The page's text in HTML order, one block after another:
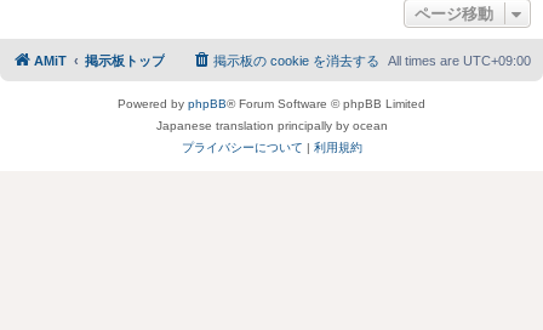
ページ移動
AMiT 掲示板トップ All times are UTC+09:00
掲示板の cookie を消去する
Powered by phpBB® Forum Software © phpBB Limited
Japanese translation principally by ocean
プライバシーについて | 利用規約